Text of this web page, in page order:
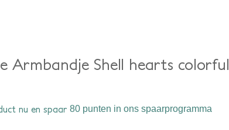
Armbandje Shell hearts colorful
nu en spaar 80 punten in ons spaarprogramma